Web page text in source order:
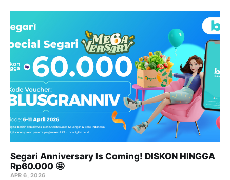
Segari Anniversary Is Coming! DISKON HINGGA
Rp60.000 🤩
APR 6, 2026